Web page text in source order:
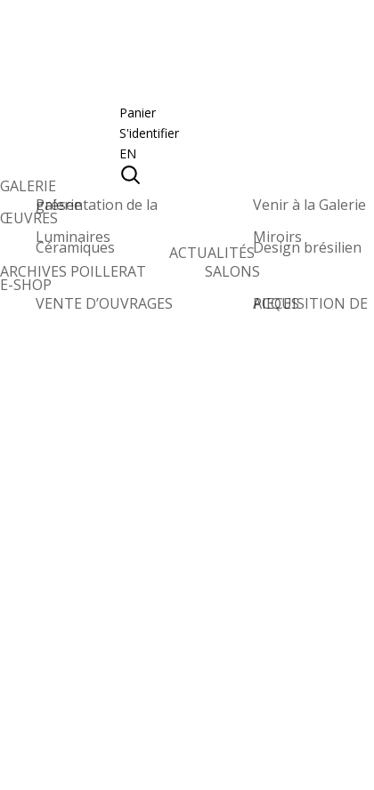
Panier
S'identifier
EN
GALERIE
Présentation de la galerie
Venir à la Galerie
ŒUVRES
Luminaires
Miroirs
Céramiques
Design brésilien
ARCHIVES POILLERAT
ACTUALITÉS
SALONS
E-SHOP
VENTE D’OUVRAGES
ACQUISITION DE PIECES